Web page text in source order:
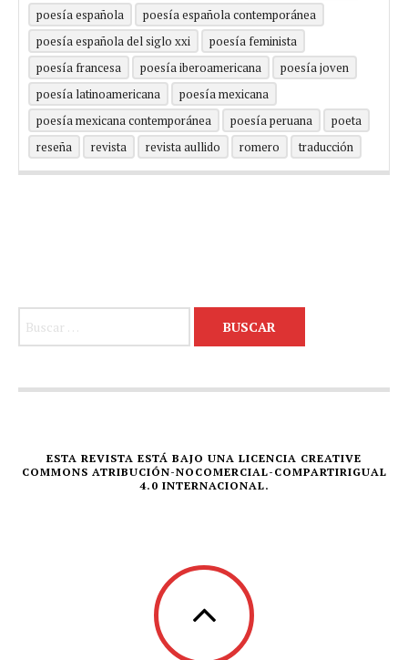
poesía española
poesía española contemporánea
poesía española del siglo xxi
poesía feminista
poesía francesa
poesía iberoamericana
poesía joven
poesía latinoamericana
poesía mexicana
poesía mexicana contemporánea
poesía peruana
poeta
reseña
revista revista aullido romero traducción
ESTA REVISTA ESTÁ BAJO UNA LICENCIA CREATIVE
COMMONS ATRIBUCIÓN-NOCOMERCIAL-COMPARTIRIGUAL
4.0 INTERNACIONAL.